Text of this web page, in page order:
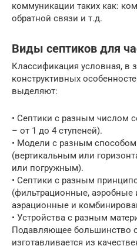
коммуникации таких как:
обратной связи и т.д.
Виды септиков для
Классификация условная, в
конструктивных
выделяют:
• Септики с разным числом
– от 1 до 4 ступеней).
• Модели с разным
(вертикальным или
или погружным).
• Септики с разным
(фильтрационные, аэробные
аэрационные и
• Устройства с разным
Подавляющее большинство
изготавливается из